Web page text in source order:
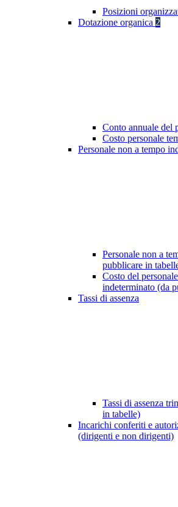
Posizioni
Dotazione organica 2
Conto annuale del
Costo personale
Personale non a tempo
Personale non a
pubblicare in
Costo del
indeterminato (da
Tassi di assenza
Tassi di assenza
in tabelle)
Incarichi conferiti e
(dirigenti e non dirigenti)